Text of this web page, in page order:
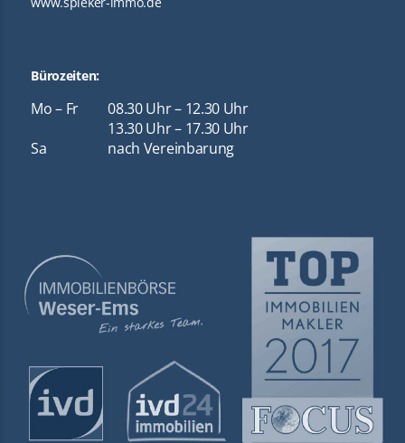
Bürozeiten:
Mo – Fr
08.30 Uhr – 12.30 Uhr
13.30 Uhr – 17.30 Uhr
Sa
nach Vereinbarung